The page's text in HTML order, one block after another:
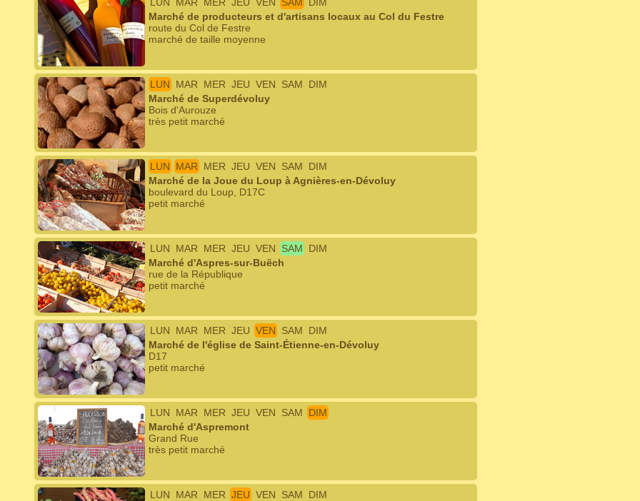
Marché de producteurs et d'artisans locaux au Col du Festre
route du Col de Festre
marché de taille moyenne
LUN MAR MER JEU VEN SAM
DIM
Marché de Superdévoluy
Bois d'Aurouze
très petit marché
LUN MAR MER JEU VEN SAM
DIM
Marché de la Joue du Loup à Agnières-en-Dévoluy
boulevard du Loup, D17C
petit marché
LUN MAR MER JEU VEN SAM
DIM
Marché d'Aspres-sur-Buëch
rue de la République
petit marché
LUN MAR MER JEU VEN SAM
DIM
Marché de l'église de Saint-Étienne-en-Dévoluy
D17
petit marché
LUN MAR MER JEU VEN SAM
DIM
Marché d'Aspremont
Grand Rue
très petit marché
LUN MAR MER JEU VEN SAM
DIM